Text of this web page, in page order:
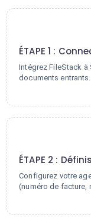
ÉTAPE 1 :
Intégrez FileStack
documents entrants.
ÉTAPE 2 :
Configurez votre
(numéro de facture,